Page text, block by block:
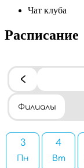
Чат клуба
Расписание